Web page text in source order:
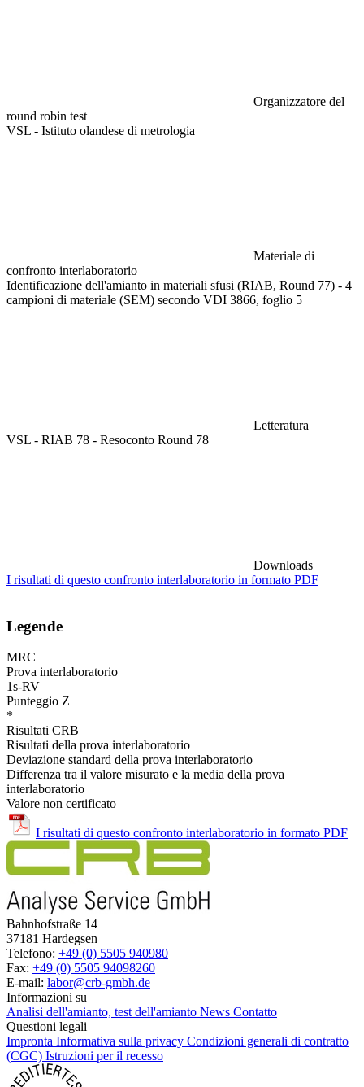
Organizzatore del
round robin test
VSL - Istituto olandese di metrologia
Materiale di
confronto interlaboratorio
Identificazione dell'amianto in materiali sfusi (RIAB, Round 77) - 4
campioni di materiale (SEM) secondo VDI 3866, foglio 5
Letteratura
VSL - RIAB 78 - Resoconto Round 78
Downloads
I risultati di questo confronto interlaboratorio in formato PDF
Legende
MRC
Prova interlaboratorio
1s-RV
Punteggio Z
*
Risultati CRB
Risultati della prova interlaboratorio
Deviazione standard della prova interlaboratorio
Differenza tra il valore misurato e la media della prova
interlaboratorio
Valore non certificato
I risultati di questo confronto interlaboratorio in formato PDF
Bahnhofstraße 14
37181 Hardegsen
Telefono: +49 (0) 5505 940980
Fax: +49 (0) 5505 94098260
E-mail: labor@crb-gmbh.de
Informazioni su
Analisi dell'amianto, test dell'amianto News Contatto
Questioni legali
Impronta Informativa sulla privacy Condizioni generali di contratto
(CGC) Istruzioni per il recesso